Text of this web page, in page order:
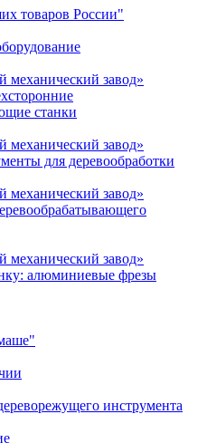
товаров России"
завод»
станки
завод»
для деревообработки
завод»
завод»
алюминиевые фрезы
инструмента